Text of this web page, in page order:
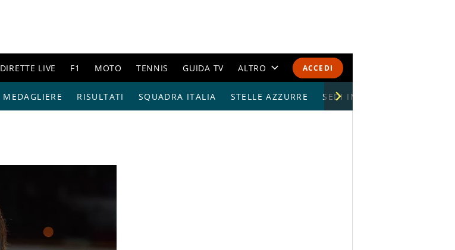
ACCEDI
DIRETTE LIVE F1 MOTO TENNIS GUIDA TV ALTRO
CALENDARI E CLASSIFICHE
MEDAGLIERE RISULTATI SQUADRA ITALIA STELLE AZZURRE SEDI IMPIANTI